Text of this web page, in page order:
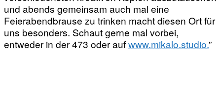
und abends gemeinsam auch mal eine
Feierabendbrause zu trinken macht diesen Ort für
uns besonders. Schaut gerne mal vorbei,
entweder in der 473 oder aufwww.mikalo.studio.”